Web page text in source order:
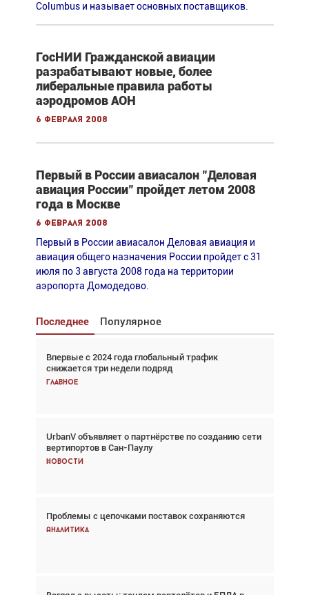
Columbus и называет основных поставщиков.
ГосНИИ Гражданской авиации
разрабатывают новые, более
либеральные правила работы
аэродромов АОН
6 февраля 2008
Первый в России авиасалон "Деловая
авиация России" пройдет летом 2008
года в Москве
6 февраля 2008
Первый в России авиасалон Деловая авиация и
авиация общего назначения России пройдет с 31
июля по 3 августа 2008 года на территории
аэропорта Домодедово.
Последнее Популярное
Впервые с 2024 года глобальный трафик
снижается три недели подряд
Главное
UrbanV объявляет о партнёрстве по созданию сети
вертипортов в Сан-Паулу
Новости
Проблемы с цепочками поставок сохраняются
Аналитика
Взгляд с высоты: тандем вертолётов и БПЛА в
спасательных операциях
Главное
Авиационный фотограф Дэйв Кох: «Фотография
говорит сама за себя... а ИИ всё портит»
Новости
Впервые с 2024 года глобальный трафик
снижается три недели подряд